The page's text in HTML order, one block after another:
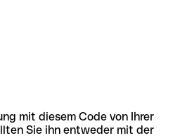
mit diesem Code von Ihrer
Sie ihn entweder mit der